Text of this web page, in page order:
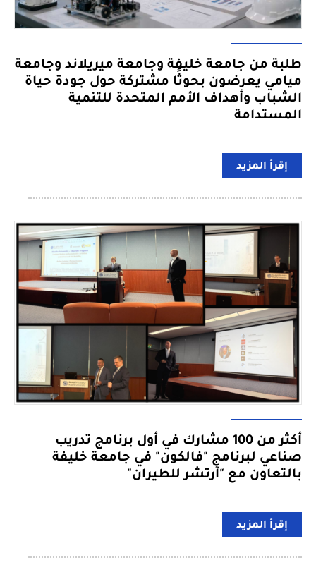
طلبة من جامعة خليفة وجامعة ميريلاند وجامعة
ميامي يعرضون بحوثًا مشتركة حول جودة حياة
الشباب وأهداف الأمم المتحدة للتنمية
المستدامة
إقرأ المزيد
أكثر من 100 مشارك في أول برنامج تدريب
صناعي لبرنامج "فالكون" في جامعة خليفة
بالتعاون مع "آرتشر للطيران"
إقرأ المزيد